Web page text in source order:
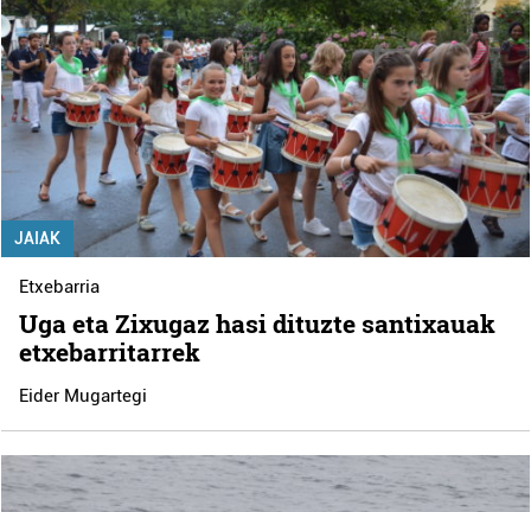
JAIAK
Etxebarria
Uga eta Zixugaz hasi dituzte santixauak
etxebarritarrek
Eider Mugartegi